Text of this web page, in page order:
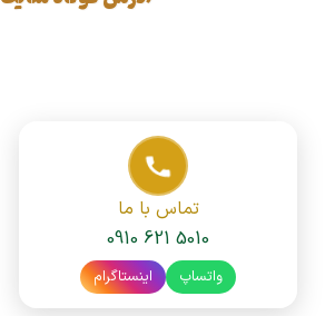
تماس با ما
0910 621 5010
واتساپ اینستاگرام